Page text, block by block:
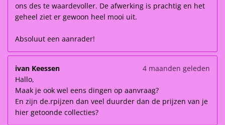
ons des te waardevoller. De afwerking is prachtig en het
geheel ziet er gewoon heel mooi uit.
Absoluut een aanrader!
ivan Keessen
4 maanden geleden
Hallo,
Maak je ook wel eens dingen op aanvraag?
En zijn de.rpijzen dan veel duurder dan de prijzen van je
hier getoonde collecties?